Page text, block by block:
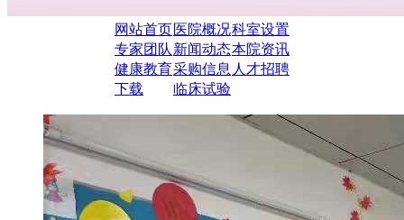
网站首页医院概况科室设置
专家团队 新闻动态本院资讯
健康教育采购信息 人才招聘
下载
临床试验